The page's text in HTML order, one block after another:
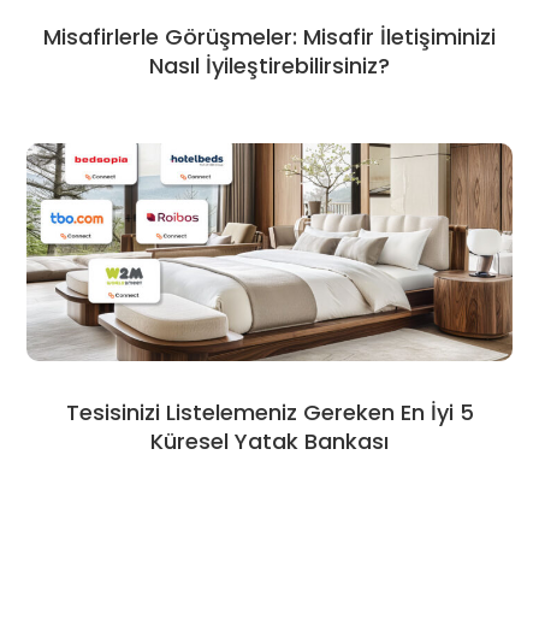
Misafirlerle Görüşmeler: Misafir İletişiminizi
Nasıl İyileştirebilirsiniz?
Tesisinizi Listelemeniz Gereken En İyi 5
Küresel Yatak Bankası